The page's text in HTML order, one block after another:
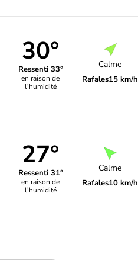
30°
Ressenti 33°
en raison de
l'humidité
Calme
Rafales15 km/h
27°
Ressenti 31°
en raison de
l'humidité
Calme
Rafales10 km/h